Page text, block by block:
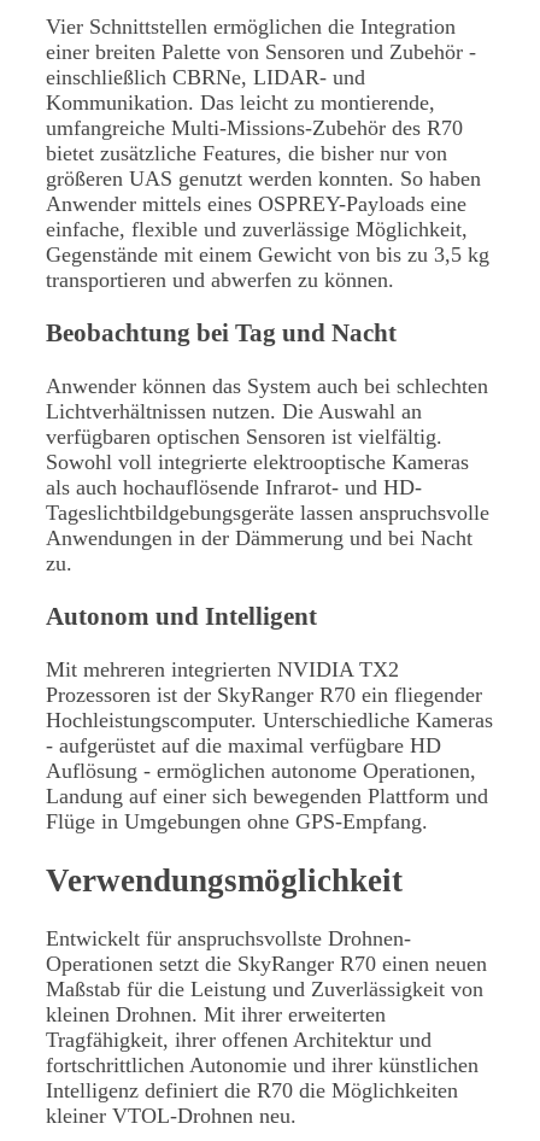
Vier Schnittstellen ermöglichen die Integration
einer breiten Palette von Sensoren und Zubehör -
einschließlich CBRNe, LIDAR- und
Kommunikation. Das leicht zu montierende,
umfangreiche Multi-Missions-Zubehör des R70
bietet zusätzliche Features, die bisher nur von
größeren UAS genutzt werden konnten. So haben
Anwender mittels eines OSPREY-Payloads eine
einfache, flexible und zuverlässige Möglichkeit,
Gegenstände mit einem Gewicht von bis zu 3,5 kg
transportieren und abwerfen zu können.
Beobachtung bei Tag und Nacht
Anwender können das System auch bei schlechten
Lichtverhältnissen nutzen. Die Auswahl an
verfügbaren optischen Sensoren ist vielfältig.
Sowohl voll integrierte elektrooptische Kameras
als auch hochauflösende Infrarot- und HD-
Tageslichtbildgebungsgeräte lassen anspruchsvolle
Anwendungen in der Dämmerung und bei Nacht
zu.
Autonom und Intelligent
Mit mehreren integrierten NVIDIA TX2
Prozessoren ist der SkyRanger R70 ein fliegender
Hochleistungscomputer. Unterschiedliche Kameras
- aufgerüstet auf die maximal verfügbare HD
Auflösung - ermöglichen autonome Operationen,
Landung auf einer sich bewegenden Plattform und
Flüge in Umgebungen ohne GPS-Empfang.
Verwendungsmöglichkeit
Entwickelt für anspruchsvollste Drohnen-
Operationen setzt die SkyRanger R70 einen neuen
Maßstab für die Leistung und Zuverlässigkeit von
kleinen Drohnen. Mit ihrer erweiterten
Tragfähigkeit, ihrer offenen Architektur und
fortschrittlichen Autonomie und ihrer künstlichen
Intelligenz definiert die R70 die Möglichkeiten
kleiner VTOL-Drohnen neu.